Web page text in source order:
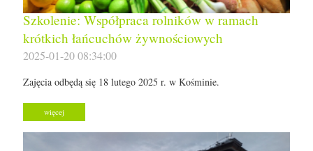
Szkolenie: Współpraca rolników w ramach
krótkich łańcuchów żywnościowych
2025-01-20 08:34:00
Zajęcia odbędą się 18 lutego 2025 r. w Kośminie.
więcej